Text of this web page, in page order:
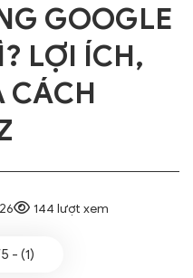
GOOGLE
LỢI ÍCH,
CÁCH
144 lượt xem
- (1)